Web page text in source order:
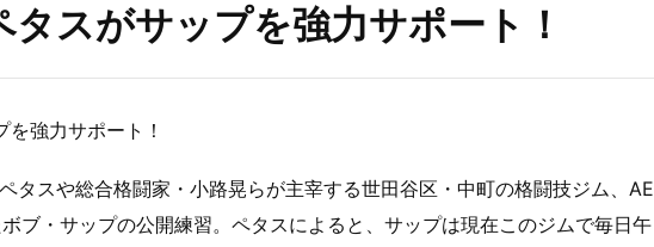
スがサップを強力サポート！
強力サポート！
タスや総合格闘家・小路晃らが主宰する世田谷区・中町の格闘技ジム、AE
ブ・サップの公開練習。ペタスによると、サップは現在このジムで毎日午